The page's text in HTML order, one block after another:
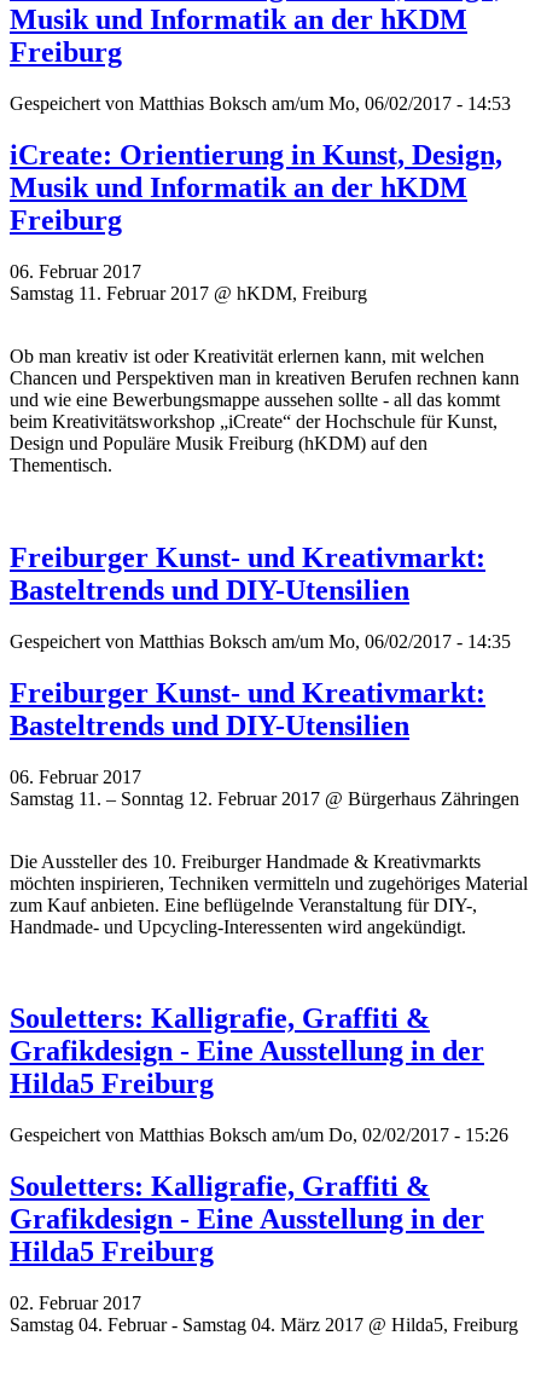
Musik und Informatik an der hKDM
Freiburg
Gespeichert von Matthias Boksch am/um Mo, 06/02/2017 - 14:53
iCreate: Orientierung in Kunst, Design,
Musik und Informatik an der hKDM
Freiburg
06. Februar 2017
Samstag 11. Februar 2017 @ hKDM, Freiburg
Ob man kreativ ist oder Kreativität erlernen kann, mit welchen
Chancen und Perspektiven man in kreativen Berufen rechnen kann
und wie eine Bewerbungsmappe aussehen sollte - all das kommt
beim Kreativitätsworkshop „iCreate“ der Hochschule für Kunst,
Design und Populäre Musik Freiburg (hKDM) auf den
Thementisch.
Freiburger Kunst- und Kreativmarkt:
Basteltrends und DIY-Utensilien
Gespeichert von Matthias Boksch am/um Mo, 06/02/2017 - 14:35
Freiburger Kunst- und Kreativmarkt:
Basteltrends und DIY-Utensilien
06. Februar 2017
Samstag 11. – Sonntag 12. Februar 2017 @ Bürgerhaus Zähringen
Die Aussteller des 10. Freiburger Handmade & Kreativmarkts
möchten inspirieren, Techniken vermitteln und zugehöriges Material
zum Kauf anbieten. Eine beflügelnde Veranstaltung für DIY-,
Handmade- und Upcycling-Interessenten wird angekündigt.
Souletters: Kalligrafie, Graffiti &
Grafikdesign - Eine Ausstellung in der
Hilda5 Freiburg
Gespeichert von Matthias Boksch am/um Do, 02/02/2017 - 15:26
Souletters: Kalligrafie, Graffiti &
Grafikdesign - Eine Ausstellung in der
Hilda5 Freiburg
02. Februar 2017
Samstag 04. Februar - Samstag 04. März 2017 @ Hilda5, Freiburg